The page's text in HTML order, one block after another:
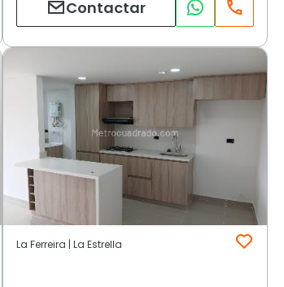
Contactar
La Ferreira | La Estrella